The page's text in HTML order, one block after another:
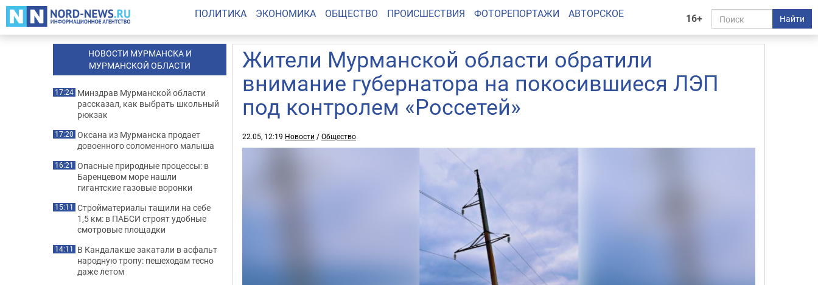
16+ Найти
ПОЛИТИКА ЭКОНОМИКА ОБЩЕСТВО ПРОИСШЕСТВИЯ ФОТОРЕПОРТАЖИ АВТОРСКОЕ
Жители Мурманской области обратили
внимание губернатора на покосившиеся ЛЭП
под контролем «Россетей»
22.05, 12:19 Новости /Общество
НОВОСТИ МУРМАНСКА И
МУРМАНСКОЙ ОБЛАСТИ
17:24 Минздрав Мурманской области
рассказал, как выбрать школьный
рюкзак
17:20 Оксана из Мурманска продает
довоенного соломенного малыша
16:21 Опасные природные процессы: в
Баренцевом море нашли
гигантские газовые воронки
15:11 Стройматериалы тащили на себе
1,5 км: в ПАБСИ строят удобные
смотровые площадки
14:11 В Кандалакше закатали в асфальт
народную тропу: пешеходам тесно
даже летом